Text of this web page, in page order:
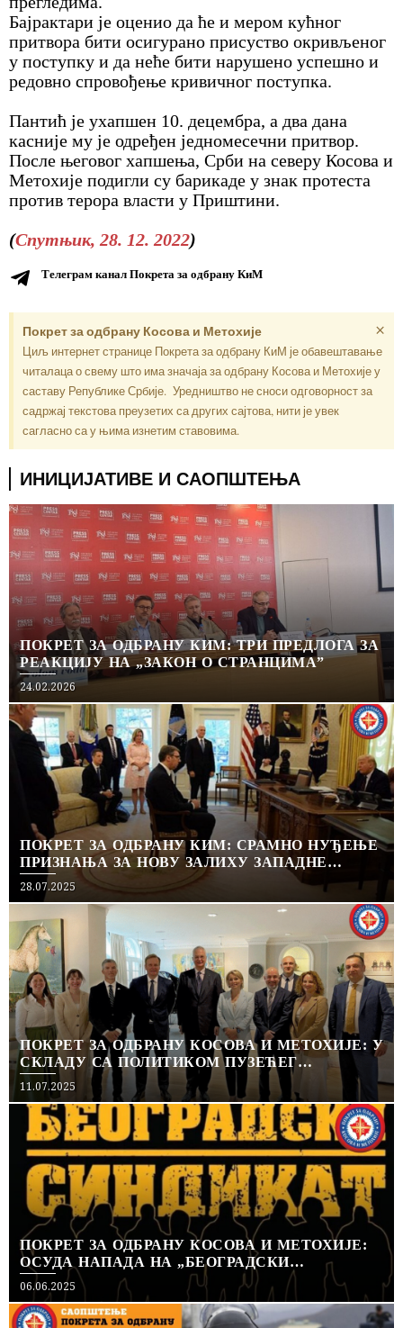
Бајрактари је оценио да ће и мером кућног
притвора бити осигурано присуство окривљеног
у поступку и да неће бити нарушено успешно и
редовно спровођење кривичног поступка.
Пантић је ухапшен 10. децембра, а два дана
касније му је одређен једномесечни притвор.
После његовог хапшења, Срби на северу Косова и
Метохије подигли су барикаде у знак протеста
против терора власти у Приштини.
(Спутњик, 28. 12. 2022)
Телеграм канал Покрета за одбрану КиМ
Покрет за одбрану Косова и Метохије
Циљ интернет странице Покрета за одбрану КиМ је обавештавање
читалаца о свему што има значаја за одбрану Косова и Метохије у
саставу Републике Србије. Уредништво не сноси одговорност за
садржај текстова преузетих са других сајтова, нити је увек
сагласно са у њима изнетим ставовима.
×
ИНИЦИЈАТИВЕ И САОПШТЕЊА
ПОКРЕТ ЗА ОДБРАНУ КИМ: ТРИ ПРЕДЛОГА ЗА
РЕАКЦИЈУ НА „ЗАКОН О СТРАНЦИМА”
Posted
on
24.02.2026
ПОКРЕТ ЗА ОДБРАНУ КИМ: СРАМНО НУЂЕЊЕ
ПРИЗНАЊА ЗА НОВУ ЗАЛИХУ ЗАПАДНЕ
ПОДРШКЕ
Posted
on
28.07.2025
ПОКРЕТ ЗА ОДБРАНУ КОСОВА И МЕТОХИЈЕ: У
СКЛАДУ СА ПОЛИТИКОМ ПУЗЕЋЕГ
ПРИЗНАЊА
Posted
on
11.07.2025
ПОКРЕТ ЗА ОДБРАНУ КОСОВА И МЕТОХИЈЕ:
ОСУДА НАПАДА НА „БЕОГРАДСКИ
СИНДИКАТ“
Posted
on
06.06.2025